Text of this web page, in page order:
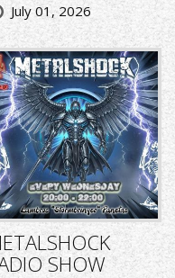
July 01, 2026
SHOW